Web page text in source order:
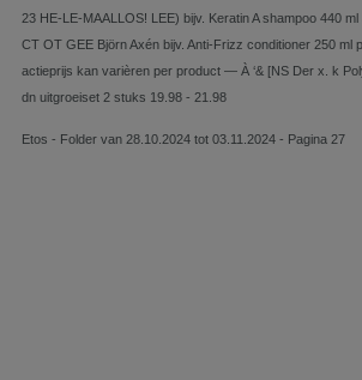
23 HE-LE-MAALLOS! LEE) bijv. Keratin A shampoo 440
CT OT GEE Björn Axén bijv. Anti-Frizz conditioner 250 ml
actieprijs kan varièren per product — À ‘& [NS Der x. k
dn uitgroeiset 2 stuks 19.98 - 21.98
Etos - Folder van 28.10.2024 tot 03.11.2024 - Pagina 27